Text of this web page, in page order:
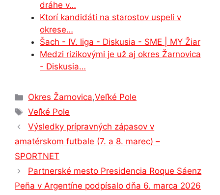
dráhe v…
Ktorí kandidáti na starostov uspeli v
okrese…
Šach - IV. liga - Diskusia - SME | MY Žiar
Medzi rizikovými je už aj okres Žarnovica
- Diskusia…
Kategórie
Okres Žarnovica,Veľké Pole
Značky
Veľké Pole
Výsledky prípravných zápasov v
amatérskom futbale (7. a 8. marec) –
SPORTNET
Partnerské mesto Presidencia Roque Sáenz
Peña v Argentíne podpísalo dňa 6. marca 2026